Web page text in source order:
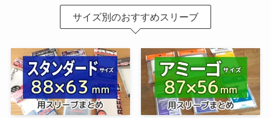
サイズ別のおすすめスリーブ